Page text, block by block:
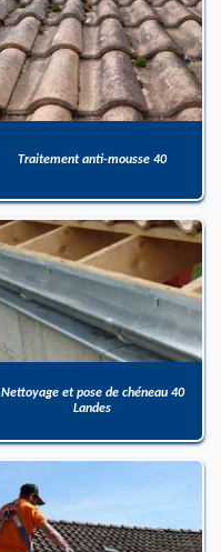
Traitement anti-mousse 40
Nettoyage et pose de chéneau 40
Landes